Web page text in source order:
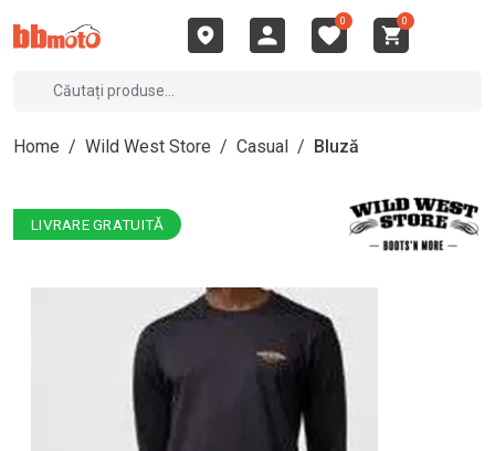
0 0
Home / Wild West Store / Casual / Bluză
LIVRARE GRATUITĂ